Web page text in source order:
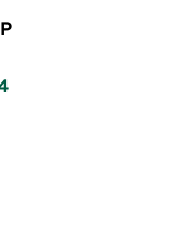
stars based on